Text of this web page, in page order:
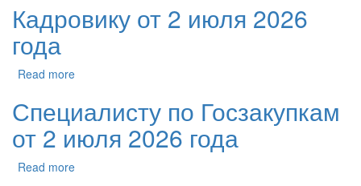
Кадровику от 2 июля 2026
года
Read more
Специалисту по Госзакупкам
от 2 июля 2026 года
Read more